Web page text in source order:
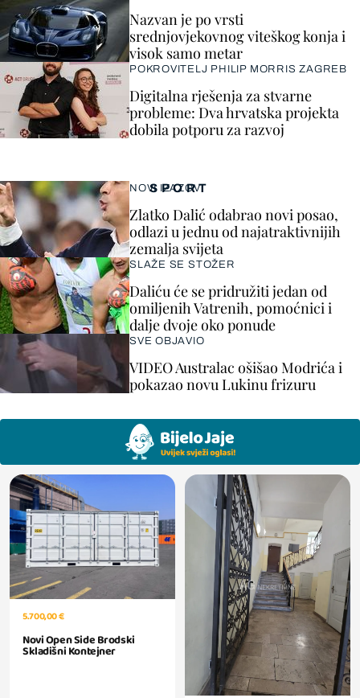
SPORT
NOVI IZAZOV
Zlatko Dalić odabrao novi posao,
odlazi u jednu od najatraktivnijih
zemalja svijeta
SLAŽE SE STOŽER
Daliću će se pridružiti jedan od
omiljenih Vatrenih, pomoćnici i
dalje dvoje oko ponude
SVE OBJAVIO
VIDEO Australac ošišao Modrića i
pokazao novu Lukinu frizuru
Nazvan je po vrsti
srednjovjekovnog viteškog konja i
visok samo metar
POKROVITELJ PHILIP MORRIS ZAGREB
Digitalna rješenja za stvarne
probleme: Dva hrvatska projekta
dobila potporu za razvoj
5.700,00 €
Novi Open Side Brodski
Skladišni Kontejner